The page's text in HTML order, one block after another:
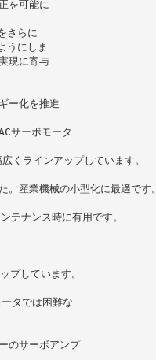
を可能に
さらに
うにしま
現に寄与
ー化を推進
サーボモータ
くラインアップしています。
産業機械の小型化に最適です。
テナンス時に有用です。
プしています。
タでは困難な
のサーボアンプ